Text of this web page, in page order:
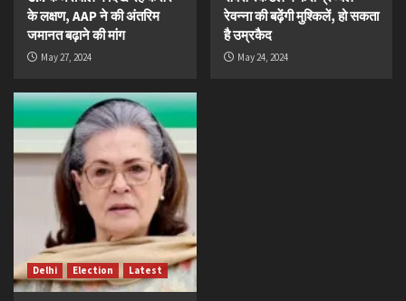
के लक्षण, AAP ने की अंतरिम
जमानत बढ़ाने की मांग
May 27, 2024
रेवन्ना की बढ़ेंगी मुश्किलें, हो सकता
है उम्रकैद
May 24, 2024
Delhi Election Latest